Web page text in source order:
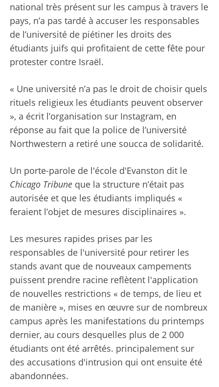
national très présent sur les campus à travers le
pays, n’a pas tardé à accuser les responsables
de l’université de piétiner les droits des
étudiants juifs qui profitaient de cette fête pour
protester contre Israël.
« Une université n’a pas le droit de choisir quels
rituels religieux les étudiants peuvent observer
», a écrit l’organisation sur Instagram, en
réponse au fait que la police de l’université
Northwestern a retiré une soucca de solidarité.
Un porte-parole de l'école d'Evanston dit le
Chicago Tribune que la structure n’était pas
autorisée et que les étudiants impliqués «
feraient l’objet de mesures disciplinaires ».
Les mesures rapides prises par les
responsables de l'université pour retirer les
stands avant que de nouveaux campements
puissent prendre racine reflètent l'application
de nouvelles restrictions « de temps, de lieu et
de manière », mises en œuvre sur de nombreux
campus après les manifestations du printemps
dernier, au cours desquelles plus de 2 000
étudiants ont été arrêtés. principalement sur
des accusations d'intrusion qui ont ensuite été
abandonnées.